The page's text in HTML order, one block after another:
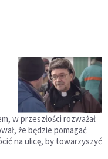
w przeszłości rozważał
że będzie pomagać
na ulicę, by towarzyszyć